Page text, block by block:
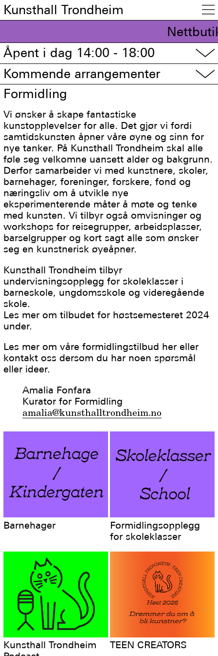
Kunsthall Trondheim 
Åpent i dag 14:00 - 18:00
▽
Kommende arrangementer ▽
Formidling
Vi ønsker å skape fantastiske
kunstopplevelser for alle. Det gjør vi fordi
samtidskunsten åpner våre øyne og sinn for
nye tanker. På Kunsthall Trondheim skal alle
føle seg velkomne uansett alder og bakgrunn.
Derfor samarbeider vi med kunstnere, skoler,
barnehager, foreninger, forskere, fond og
næringsliv om å utvikle nye
eksperimenterende måter å møte og tenke
med kunsten. Vi tilbyr også omvisninger og
workshops for reisegrupper, arbeidsplasser,
barselgrupper og kort sagt alle som ønsker
seg en kunstnerisk øyeåpner.
Kunsthall Trondheim tilbyr
undervisningsopplegg for skoleklasser i
barneskole, ungdomsskole og videregående
skole.
Les mer om tilbudet for høstsemesteret 2024
under.
Les mer om våre formidlingstilbud her eller
kontakt oss dersom du har noen spørsmål
eller ideer.
Amalia Fonfara
Kurator for Formidling
amalia@kunsthalltrondheim.no
Barnehager
Formidlingsopplegg
for skoleklasser
Kunsthall Trondheim
TEEN CREATORS